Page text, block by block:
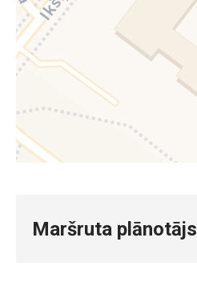
Maršruta plānotājs